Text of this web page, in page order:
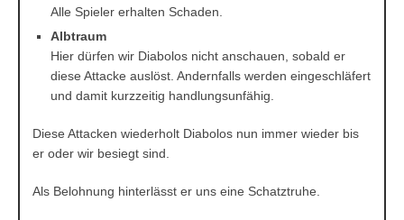
Alle Spieler erhalten Schaden.
Albtraum
Hier dürfen wir Diabolos nicht anschauen, sobald er
diese Attacke auslöst. Andernfalls werden eingeschläfert
und damit kurzzeitig handlungsunfähig.
Diese Attacken wiederholt Diabolos nun immer wieder bis
er oder wir besiegt sind.
Als Belohnung hinterlässt er uns eine Schatztruhe.